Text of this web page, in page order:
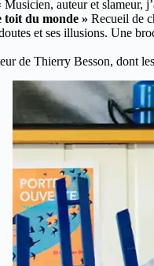
auteur et slameur,
toit du monde » Recueil de
et ses illusions. Une
de Thierry Besson, dont